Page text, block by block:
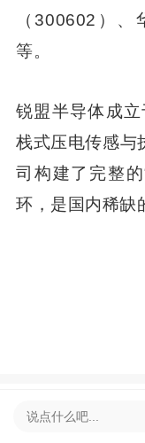
（300602）
等。
锐盟半导体成
栈式压电传感与
司构建了完整
环，是国内稀缺
相关文章